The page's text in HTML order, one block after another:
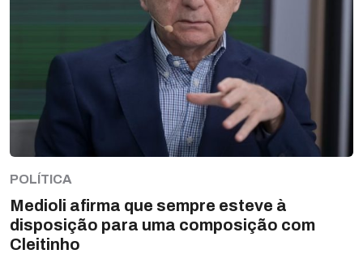
POLÍTICA
Medioli afirma que sempre esteve à
disposição para uma composição com
Cleitinho